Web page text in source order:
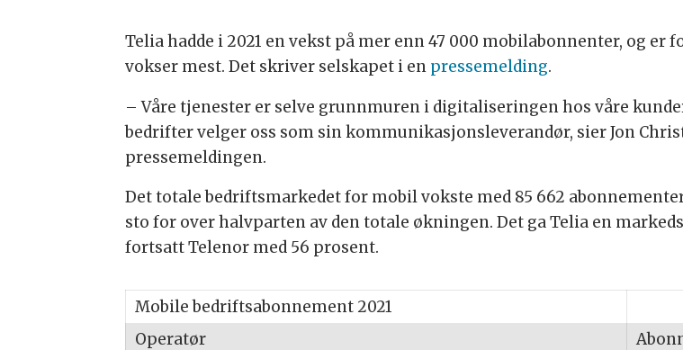
Telia hadde i 2021 en vekst på mer enn 47 000 mobilabonnenter, og
vokser mest. Det skriver selskapet i en pressemelding.
– Våre tjenester er selve grunnmuren i digitaliseringen hos våre
bedrifter velger oss som sin kommunikasjonsleverandør, sier Jon
pressemeldingen.
Det totale bedriftsmarkedet for mobil vokste med 85 662
sto for over halvparten av den totale økningen. Det ga Telia en
fortsatt Telenor med 56 prosent.
Mobile bedriftsabonnement 2021
Operatør